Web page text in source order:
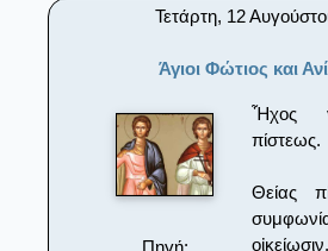
Τετάρτη, 12
Άγιοι Φώτιος και
Πηγή:
Ἦχος
πίστεως.
Θείας